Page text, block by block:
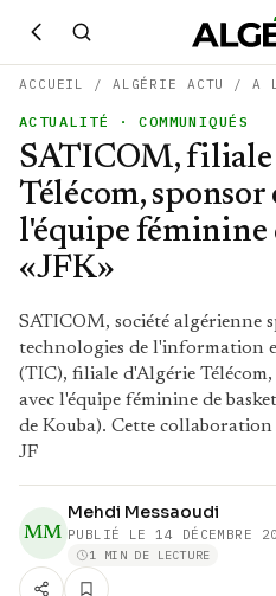
ACCUEIL / ALGÉRIE ACTU /A
ACTUALITÉ · COMMUNIQUÉS
SATICOM,
Télécom,
l'équipe féminine
«JFK»
SATICOM, société algérienne
technologies de l'information
(TIC), filiale d'Algérie
avec l'équipe féminine de
de Kouba). Cette
JF
MM
Mehdi Messaoudi
PUBLIÉ LE 14 DÉCEMBRE
1 MIN DE LECTURE